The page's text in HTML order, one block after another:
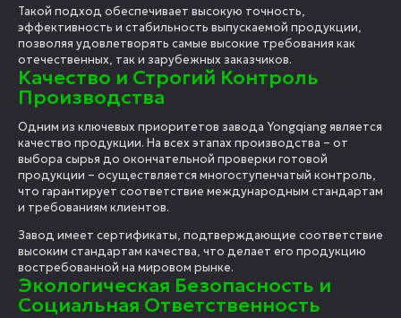
Такой подход обеспечивает высокую точность,
эффективность и стабильность выпускаемой продукции,
позволяя удовлетворять самые высокие требования как
отечественных, так и зарубежных заказчиков.
Качество и Строгий Контроль
Производства
Одним из ключевых приоритетов завода Yongqiang является
качество продукции. На всех этапах производства – от
выбора сырья до окончательной проверки готовой
продукции – осуществляется многоступенчатый контроль,
что гарантирует соответствие международным стандартам
и требованиям клиентов.
Завод имеет сертификаты, подтверждающие соответствие
высоким стандартам качества, что делает его продукцию
востребованной на мировом рынке.
Экологическая Безопасность и
Социальная Ответственность